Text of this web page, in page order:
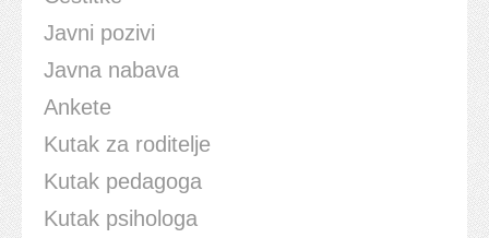
Javni pozivi
Javna nabava
Ankete
Kutak za roditelje
Kutak pedagoga
Kutak psihologa